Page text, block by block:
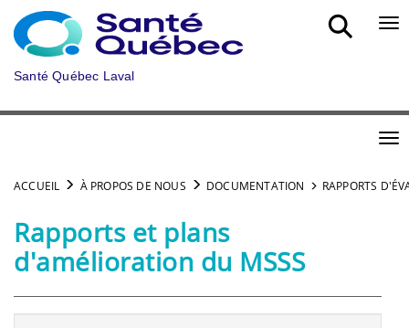
Aller au menu principal
Santé Québec Laval
ACCUEIL À PROPOS DE NOUS DOCUMENTATION RAPPORTS
Rapports et plans
d'amélioration du MSSS